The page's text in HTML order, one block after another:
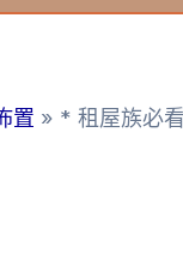
置 * 租屋族必